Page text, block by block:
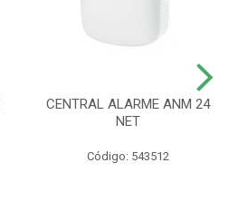
CENTRAL ALARME ANM 24
NET
Código: 543512